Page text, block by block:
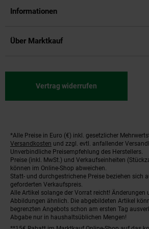
Informationen
Über Marktkauf
Vertrag widerrufen
Fußnoten
*Alle Preise in Euro (€) inkl. gesetzlicher
Versandkosten und zzgl. evtl. anfallender
Unverbindliche Preisempfehlung des Herstellers.
Preise (inkl. MwSt.) und Verkaufseinheiten
können im Online-Shop abweichen.
Statt- und durchgestrichene Preise beziehen sich
geforderten Verkaufspreis.
Alle Artikel solange der Vorrat reicht! Änderungen
Abbildungen ähnlich. Die abgebildeten Artikel
begrenzten Angebots schon am ersten Tag
Abgabe nur in haushaltsüblichen Mengen!